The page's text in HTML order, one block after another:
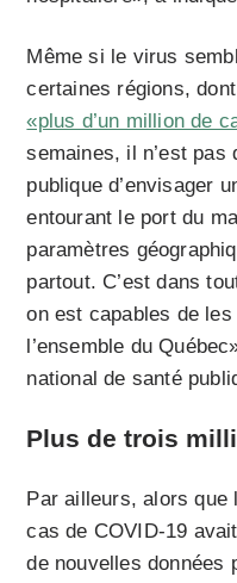
Même si le virus
certaines régions,
«plus d’un million de
semaines, il n’est pas
publique d’envisager
entourant le port du
paramètres
partout. C’est dans
on est capables de
l’ensemble du
national de santé
Plus de trois
Par ailleurs, alors
cas de COVID-19
de nouvelles données